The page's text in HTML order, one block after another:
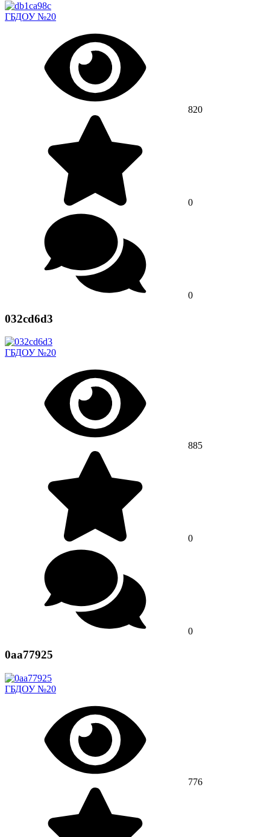
ГБДОУ №20
820
0
0
032cd6d3
ГБДОУ №20
885
0
0
0aa77925
ГБДОУ №20
776